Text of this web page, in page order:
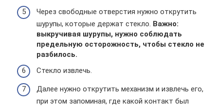
Через свободные отверстия нужно открутить
шурупы, которые держат стекло. Важно:
выкручивая шурупы, нужно соблюдать
предельную осторожность, чтобы стекло не
разбилось.
Стекло извлечь.
Далее нужно открутить механизм и извлечь его,
при этом запоминая, где какой контакт был